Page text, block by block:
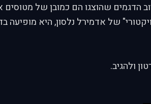
הדגמים שהוצגו הם כמובן של מטוסים
ולהגיב.